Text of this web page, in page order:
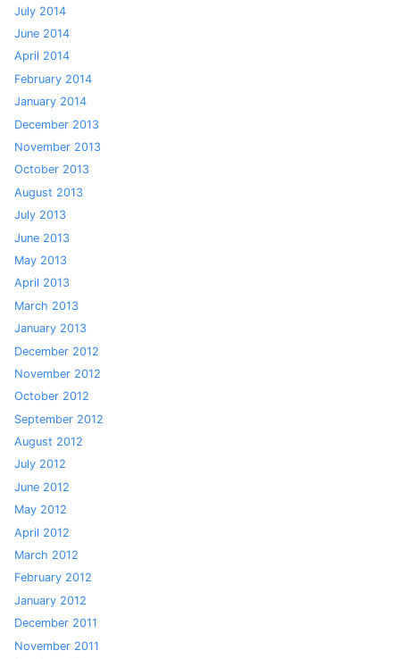
July 2014
June 2014
April 2014
February 2014
January 2014
December 2013
November 2013
October 2013
August 2013
July 2013
June 2013
May 2013
April 2013
March 2013
January 2013
December 2012
November 2012
October 2012
September 2012
August 2012
July 2012
June 2012
May 2012
April 2012
March 2012
February 2012
January 2012
December 2011
November 2011